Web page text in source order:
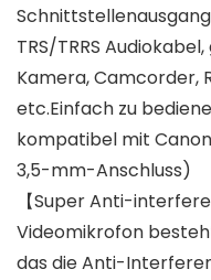
TRS/TRRS
Kamera, Camcorder,
etc.Einfach zu
kompatibel mit
3,5-mm-Anschluss)
【Super Anti-
Videomikrofon
das die Anti-